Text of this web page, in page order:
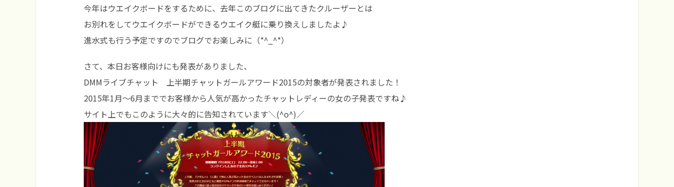
今年はウエイクボードをするために、去年このブログに出てきたクルーザーとは
お別れをしてウエイクボードができるウエイク艇に乗り換えしましたよ♪
進水式も行う予定ですのでブログでお楽しみに（*^_^*）
さて、本日お客様向けにも発表がありました、
DMMライブチャット 上半期チャットガールアワード2015の対象者が発表されました！
2015年1月～6月まででお客様から人気が高かったチャットレディーの女の子発表ですね♪
サイト上でもこのように大々的に告知されています＼(^o^)／